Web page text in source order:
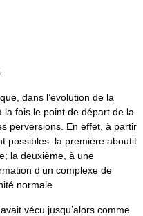
dans l’évolution de la
fois le point de départ de la
perversions. En effet, à partir
possibles: la première aboutit
la deuxième, à une
d’un complexe de
normale.
vécu jusqu’alors comme